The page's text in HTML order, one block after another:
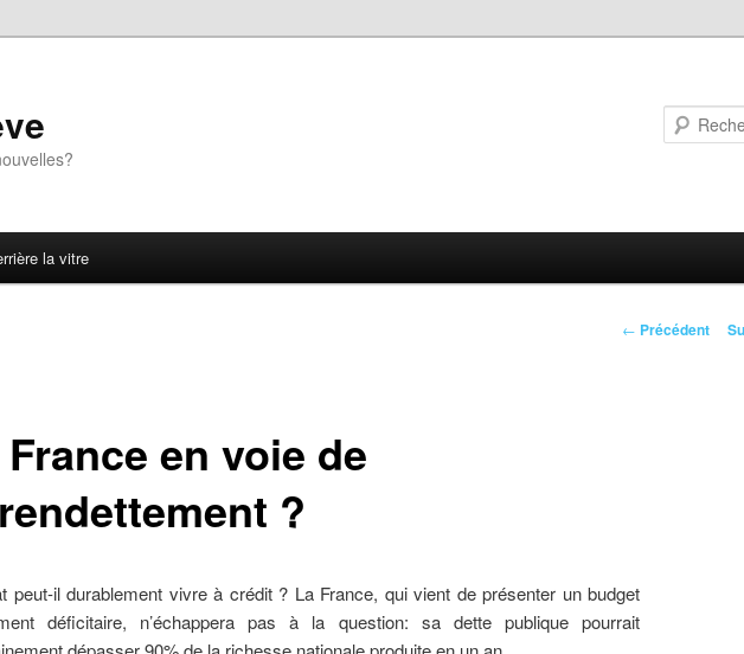
la vitre
Navigation
← Précédent
en voie de
?
peut-il durablement vivre à crédit ? La France, qui vient de présenter un budget
déficitaire, n’échappera pas à la question: sa dette publique pourrait